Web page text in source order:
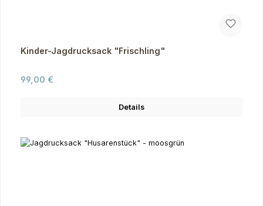
Kinder-Jagdrucksack "Frischling"
Regulärer Preis:
99,00 €
Details